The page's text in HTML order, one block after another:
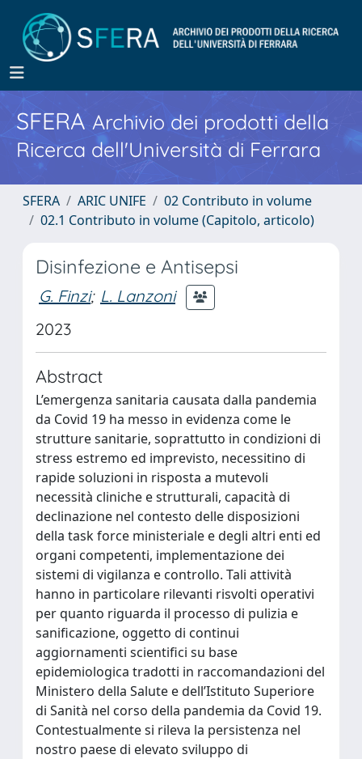
SFERA Archivio dei prodotti della
Ricerca dell'Università di Ferrara
SFERA ARIC UNIFE
02 Contributo in volume
02.1 Contributo in volume (Capitolo, articolo)
Disinfezione e Antisepsi
G. Finzi; L. Lanzoni
2023
Abstract
L’emergenza sanitaria causata dalla pandemia
da Covid 19 ha messo in evidenza come le
strutture sanitarie, soprattutto in condizioni di
stress estremo ed imprevisto, necessitino di
rapide soluzioni in risposta a mutevoli
necessità cliniche e strutturali, capacità di
declinazione nel contesto delle disposizioni
della task force ministeriale e degli altri enti ed
organi competenti, implementazione dei
sistemi di vigilanza e controllo. Tali attività
hanno in particolare rilevanti risvolti operativi
per quanto riguarda il processo di pulizia e
sanificazione, oggetto di continui
aggiornamenti scientifici su base
epidemiologica tradotti in raccomandazioni del
Ministero della Salute e dell’Istituto Superiore
di Sanità nel corso della pandemia da Covid 19.
Contestualmente si rileva la persistenza nel
nostro paese di elevato sviluppo di